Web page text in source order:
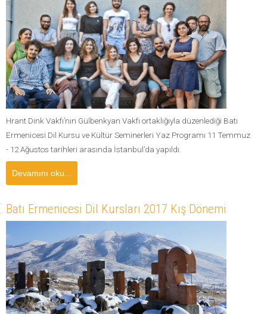
Hrant Dink Vakfı’nın Gülbenkyan Vakfı ortaklığıyla düzenlediği Batı
Ermenicesi Dil Kursu ve Kültür Seminerleri Yaz Programı 11 Temmuz
- 12 Ağustos tarihleri arasında İstanbul’da yapıldı.
Devamını oku...
Batı Ermenicesi Dil Kursları 2017 Kış Dönemi